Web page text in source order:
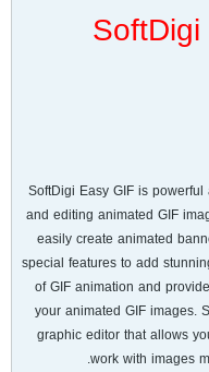
SoftDigi Easy GIF is
and editing animated GIF
easily create animated
special features to add
of GIF animation and
your animated GIF images.
graphic editor that allows
work with images